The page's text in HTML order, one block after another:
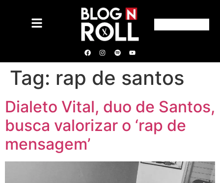
Tag: rap de santos
Dialeto Vital, duo de Santos,
busca valorizar o ‘rap de
mensagem’